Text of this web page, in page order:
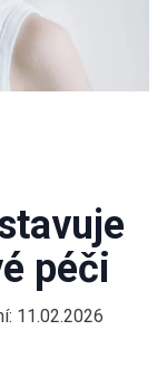
péči
11.02.2026